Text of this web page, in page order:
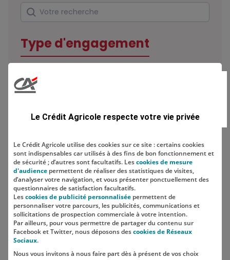
Rechercher
Votre recherche
Type d'engagement
Localisation
Le Crédit Agricole respecte votre vie privée
Le Crédit Agricole utilise des cookies sur ce site : certains cookies
sont indispensables car utilisés à des fins de bon fonctionnement et
de sécurité ; d’autres sont facultatifs. Lescookies de mesure
d'audience permettent de réaliser des statistiques de visites,
d’analyser votre navigation, et vous présenter ponctuellement des
questionnaires de satisfaction facultatifs.
Lescookies de publicité personnalisée permettent de
personnaliser votre parcours, les publicités, communications et
sollicitations de prospection commerciale à votre intention.
Par ailleurs, pour vous permettre de partager du contenu sur
Facebook et Twitter, nous déposons descookies de Réseaux
Sociaux.
Nous vous invitons à nous faire part dès à présent de vos choix